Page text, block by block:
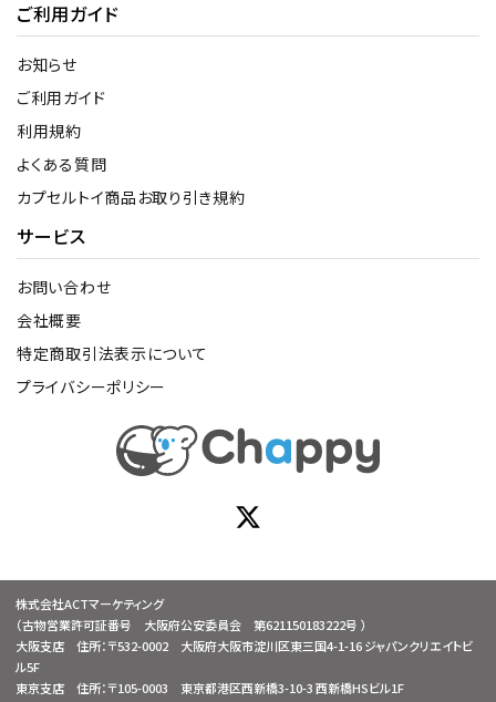
ご利用ガイド
お知らせ
ご利用ガイド
利用規約
よくある質問
カプセルトイ商品お取り引き規約
サービス
お問い合わせ
会社概要
特定商取引法表示について
プライバシーポリシー
株式会社ACTマーケティング
（古物営業許可証番号 大阪府公安委員会 第621150183222号 ）
大阪支店 住所：〒532-0002 大阪府大阪市淀川区東三国4-1-16 ジャパンクリエイトビ
ル5F
東京支店 住所：〒105-0003 東京都港区西新橋3-10-3 西新橋HSビル1F